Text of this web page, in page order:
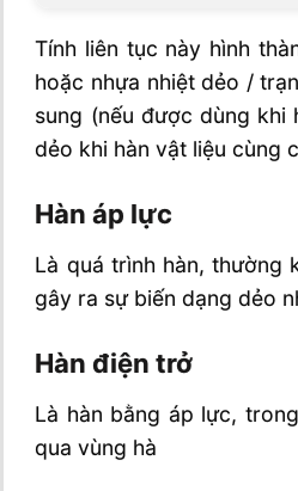
Tính liên tục này hình
hoặc nhựa nhiệt dẻo /
sung (nếu được dùng khi
dẻo khi hàn vật liệu cùng
Hàn áp lực
Là quá trình hàn,
gây ra sự biến dạng dẻo
Hàn điện trở
Là hàn bằng áp lực,
qua vùng hà